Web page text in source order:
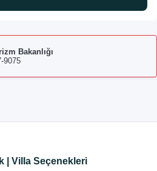
Bakanlığı
9075
| Villa Seçenekleri